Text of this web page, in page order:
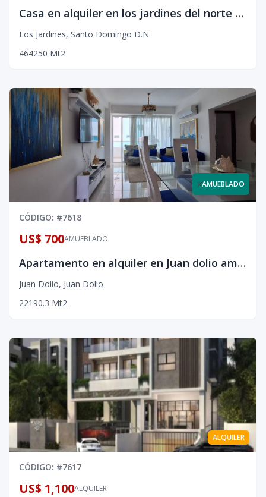
Casa en alquiler en los jardines del norte para negocio
Los Jardines, Santo Domingo D.N.
464250 Mt2
xAMUEBLADO
CÓDIGO: #7618
AMUEBLADO
US$ 700
Apartamento en alquiler en Juan dolio amueblado
Juan Dolio, Juan Dolio
22190.3 Mt2
ALQUILER
CÓDIGO: #7617
ALQUILER
US$ 1,100